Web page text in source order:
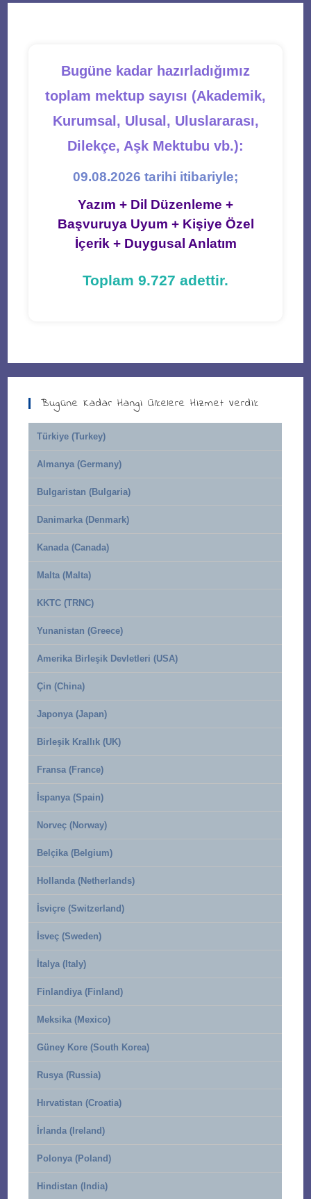
Bugüne kadar hazırladığımız
toplam mektup sayısı (Akademik,
Kurumsal, Ulusal, Uluslararası,
Dilekçe, Aşk Mektubu vb.):
09.08.2026 tarihi itibariyle;
Yazım + Dil Düzenleme +
Başvuruya Uyum + Kişiye Özel
İçerik + Duygusal Anlatım
Toplam 9.727 adettir.
Bugüne Kadar Hangi Ülkelere Hizmet Verdik
Türkiye (Turkey)
Almanya (Germany)
Bulgaristan (Bulgaria)
Danimarka (Denmark)
Kanada (Canada)
Malta (Malta)
KKTC (TRNC)
Yunanistan (Greece)
Amerika Birleşik Devletleri (USA)
Çin (China)
Japonya (Japan)
Birleşik Krallık (UK)
Fransa (France)
İspanya (Spain)
Norveç (Norway)
Belçika (Belgium)
Hollanda (Netherlands)
İsviçre (Switzerland)
İsveç (Sweden)
İtalya (Italy)
Finlandiya (Finland)
Meksika (Mexico)
Güney Kore (South Korea)
Rusya (Russia)
Hırvatistan (Croatia)
İrlanda (Ireland)
Polonya (Poland)
Hindistan (India)